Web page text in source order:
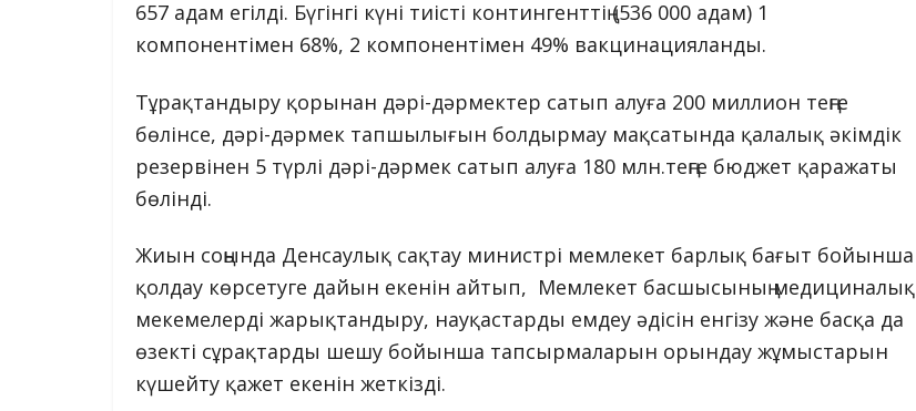
657 адам егілді. Бүгінгі күні тиісті контингенттің (536 000 адам) 1
компонентімен 68%, 2 компонентімен 49% вакцинацияланды.
Тұрақтандыру қорынан дәрі-дәрмектер сатып алуға 200 миллион теңге
бөлінсе, дәрі-дәрмек тапшылығын болдырмау мақсатында қалалық әкімдік
резервінен 5 түрлі дәрі-дәрмек сатып алуға 180 млн.теңге бюджет қаражаты
бөлінді.
Жиын соңында Денсаулық сақтау министрі мемлекет барлық бағыт бойынша
қолдау көрсетуге дайын екенін айтып, Мемлекет басшысының медициналық
мекемелерді жарықтандыру, науқастарды емдеу әдісін енгізу және басқа да
өзекті сұрақтарды шешу бойынша тапсырмаларын орындау жұмыстарын
күшейту қажет екенін жеткізді.